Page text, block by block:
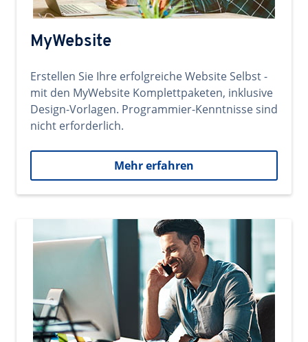
MyWebsite
Erstellen Sie Ihre erfolgreiche Website Selbst -
mit den MyWebsite Komplettpaketen, inklusive
Design-Vorlagen. Programmier-Kenntnisse sind
nicht erforderlich.
Mehr erfahren